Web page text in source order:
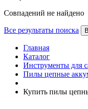
Совпадений не найдено
Все результаты поиска
Главная
Каталог
Инструменты для
Пилы цепные
Купить пилы